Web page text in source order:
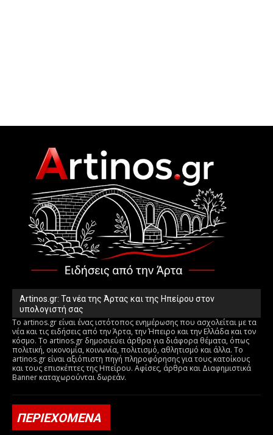
Artinos.gr: Τα νέα της Άρτας και της Ηπείρου στον
υπολογιστή σας
Το artinos.gr είναι ένας ιστότοπος ενημέρωσης που ασχολείται με τα
νέα και τις ειδήσεις από την Άρτα, την Ήπειρο και την Ελλάδα και τον
κόσμο. Το artinos.gr δημοσιεύει άρθρα για διάφορα θέματα, όπως
πολιτική, οικονομία, κοινωνία, πολιτισμό, αθλητισμό και άλλα. Το
artinos.gr είναι αξιόπιστη πηγή πληροφόρησης για τους κατοίκους
και τους επισκέπτες της Ηπείρου. Αφίσες, άρθρα και Διαφημιστικά
Banner καταχωρούνται δωρεάν.
ΠΕΡΙΕΧΟΜΕΝΑ